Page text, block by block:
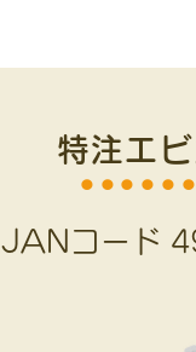
特注エ
JANコード